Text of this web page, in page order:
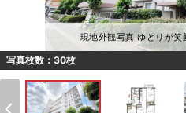
現地外観写真 ゆとりが
写真枚数：30枚